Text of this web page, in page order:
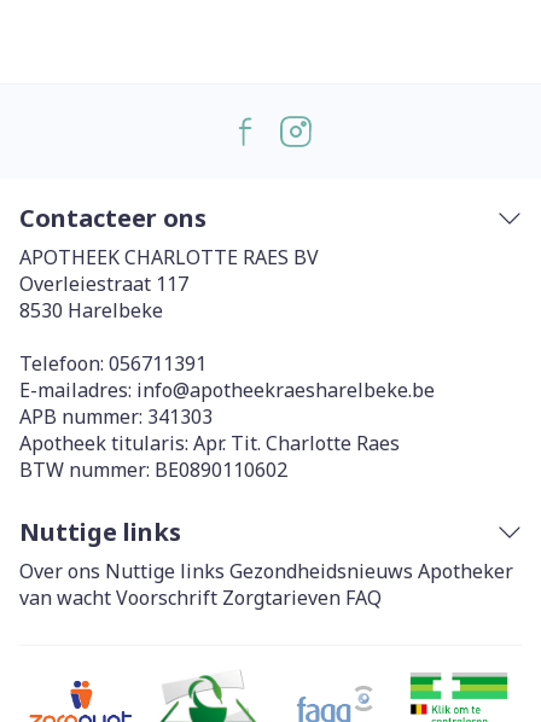
Contacteer ons
APOTHEEK CHARLOTTE RAES BV
Overleiestraat 117
8530 Harelbeke
Telefoon: 056711391
E-mailadres: info@apotheekraesharelbeke.be
APB nummer: 341303
Apotheek titularis: Apr. Tit. Charlotte Raes
BTW nummer: BE0890110602
Nuttige links
Over ons Nuttige links Gezondheidsnieuws Apotheker
van wachtVoorschrift Zorgtarieven FAQ